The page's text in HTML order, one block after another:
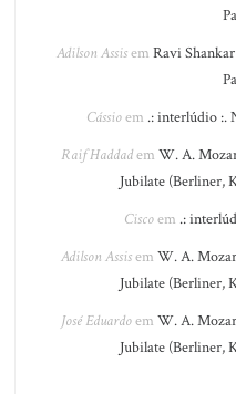
Adilson Assisem Ravi
Cássioem .: interlúdio :.
Raif Haddadem W. A.
Jubilate (Berliner,
Ciscoem .:
Adilson Assisem W. A.
Jubilate (Berliner,
José Eduardoem W. A.
Jubilate (Berliner,